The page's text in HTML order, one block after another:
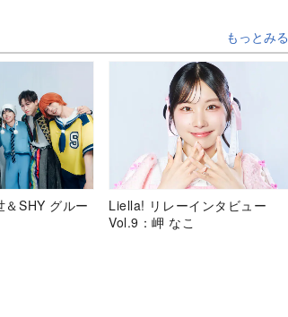
もっとみる
＆SHY グルー
Liella! リレーインタビュー
Vol.9：岬 なこ